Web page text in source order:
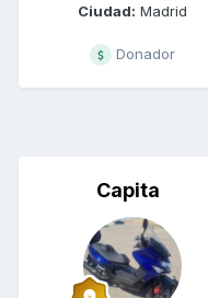
Ciudad: Madrid
Donador
Capita